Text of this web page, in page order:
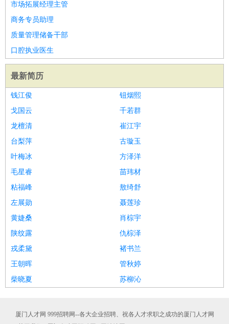
市场拓展经理主管
商务专员助理
质量管理储备干部
口腔执业医生
最新简历
钱江俊
钮烟熙
戈国云
千若群
龙檀清
崔江宇
台梨萍
古璇玉
叶梅冰
方泽洋
毛星睿
苗玮材
粘福峰
敖绮舒
左展勋
聂莲珍
黄婕桑
肖棕宇
陕纹露
仇棕泽
戎柔黛
褚书兰
王朝晖
管秋婷
柴晓夏
苏柳沁
厦门人才网 999招聘网--各大企业招聘、祝各人才求职之成功的厦门人才网